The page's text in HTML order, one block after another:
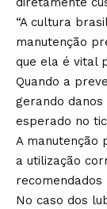
“A cultura
manutenção
que ela é vital
Quando a
gerando
esperado no
A manutenção
a utilização
No caso dos